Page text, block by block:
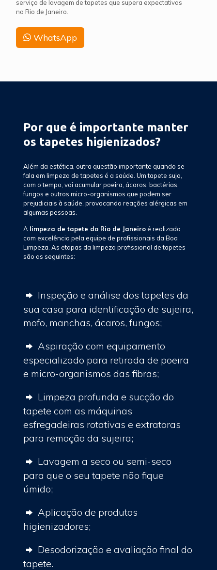
serviço de lavagem de tapetes que supera expectativas
no Rio de Janeiro.
WhatsApp
Por que é importante manter
os tapetes higienizados?
Além da estética, outra questão importante quando se
fala em limpeza de tapetes é a saúde. Um tapete sujo,
com o tempo, vai acumular poeira, ácaros, bactérias,
fungos e outros micro-organismos que podem ser
prejudiciais à saúde, provocando reações alérgicas em
algumas pessoas.
A limpeza de tapete do Rio de Janeiroé realizada
com excelência pela equipe de profissionais da Boa
Limpeza. As etapas da limpeza profissional de tapetes
são as seguintes:
Inspeção e análise dos tapetes da
sua casa para identificação de sujeira,
mofo, manchas, ácaros, fungos;
Aspiração com equipamento
especializado para retirada de poeira
e micro-organismos das fibras;
Limpeza profunda e sucção do
tapete com as máquinas
esfregadeiras rotativas e extratoras
para remoção da sujeira;
Lavagem a seco ou semi-seco
para que o seu tapete não fique
úmido;
Aplicação de produtos
higienizadores;
Desodorização e avaliação final do
tapete.